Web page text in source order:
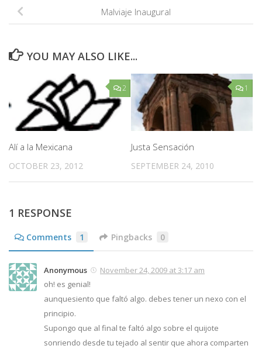
Malviaje Inaugural
YOU MAY ALSO LIKE...
2
Alí a la Mexicana
OCTOBER 23, 2012
1
Justa Sensación
SEPTEMBER 24, 2010
1 RESPONSE
Comments 1 Pingbacks 0
Anonymous
November 24, 2009 at 3:17 am
oh! es genial!
aunquesiento que faltó algo. debes tener un nexo con el
principio.
Supongo que al final te faltó algo sobre el quijote
sonriendo desde tu tejado al sentir que ahora comparten